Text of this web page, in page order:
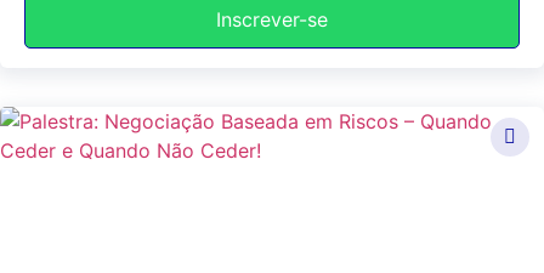
Inscrever-se